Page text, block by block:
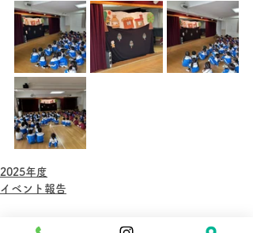
2025年度
イベント報告
すべて表示